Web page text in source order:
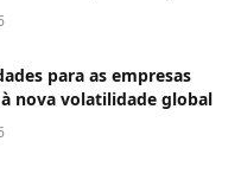
para as empresas
nova volatilidade global